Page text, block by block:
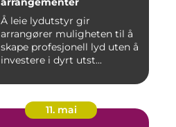
Å leie lydutstyr gir
arrangører muligheten til å
skape profesjonell lyd uten å
investere i dyrt utst...
11. mai